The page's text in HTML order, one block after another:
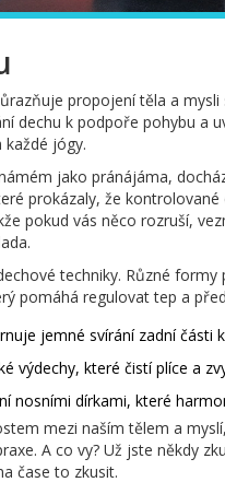
propojení těla a
dechu k podpoře pohybu a
každé jógy.
jako pránájáma,
prokázaly, že
pokud vás něco rozruší,
techniky. Různé
pomáhá regulovat tep a
jemné svírání zadní části
výdechy, které čistí plíce a
nosními dírkami, které
mezi naším tělem a
A co vy? Už jste někdy
čase to zkusit.